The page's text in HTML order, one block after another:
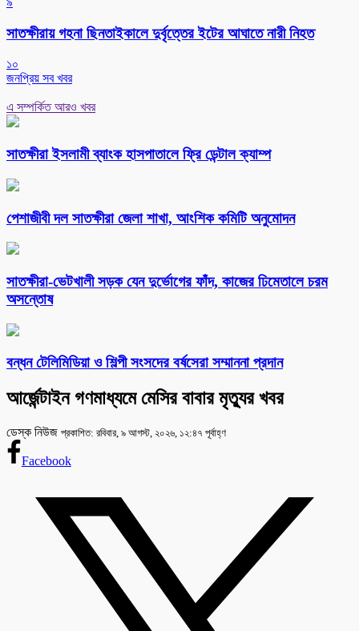
সাতক্ষীরায় গহনা ছিনতাইকালে দুর্বৃত্তের ইটের আঘাতে নারী নিহত
১০
জনপ্রিয় সব খবর
এ সম্পর্কিত আরও খবর
সাতক্ষীরা ইসলামী ব্যাংক হাসপাতালে ফ্রি ডেন্টাল ক্যাম্প
পেশাজীবী দল সাতক্ষীরা জেলা শাখা, আংশিক কমিটি অনুমোদন
সাতক্ষীরা-ভেটখালী সড়ক যেন দুর্ভোগের ফাঁদ, কাজের ঢিমেতালে চরম
অসন্তোষ
বন্ধন টেলিমিডিয়া ও শিল্পী সংসদের বর্ষসেরা সম্মাননা প্রদান
আর্জেন্টাইন গণমাধ্যমে মেসির বাবার মৃত্যুর খবর
ডেস্ক নিউজ প্রকাশিত: রবিবার, ৯ আগস্ট, ২০২৬, ১২:৪৭ পূর্বাহ্ণ
Facebook